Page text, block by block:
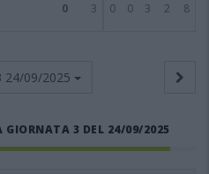
0 3 0 0 3 2 8
24/09/2025
GIORNATA 3 DEL 24/09/2025